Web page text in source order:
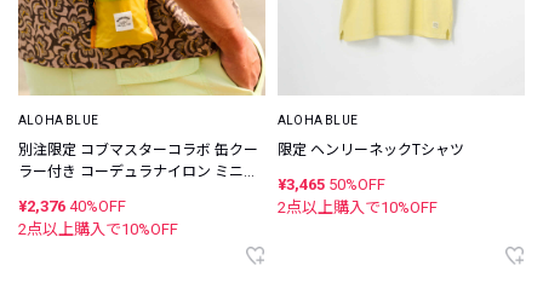
ALOHA BLUE
別注限定 コブマスターコラボ 缶クー
ラー付き コーデュラナイロン ミニウ
¥2,376 40%OFF
2点以上購入で10%OFF
ALOHA BLUE
限定 ヘンリーネックTシャツ
¥3,465 50%OFF
2点以上購入で10%OFF